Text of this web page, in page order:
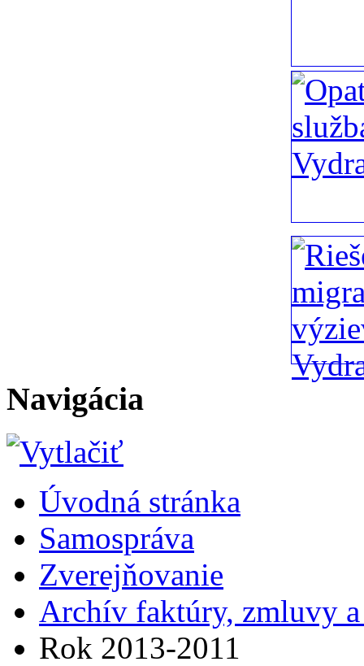
Navigácia
Úvodná stránka
Samospráva
Zverejňovanie
Archív faktúry, zmluvy
Rok 2013-2011